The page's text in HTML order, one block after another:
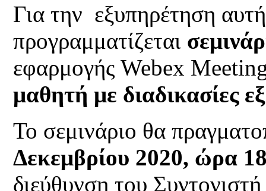
Για την εξυπηρέτηση
προγραμματίζεται
εφαρμογής Webex
μαθητή με διαδικασίες
Το σεμινάριο θα
Δεκεμβρίου 2020, ώρα
διεύθυνση του